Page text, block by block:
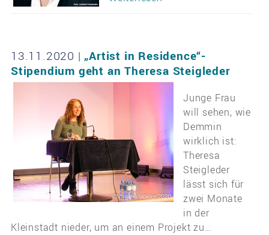
13.11.2020 | „Artist in Residence“-
Stipendium geht an Theresa Steigleder
Junge Frau
will sehen, wie
Demmin
wirklich ist:
Theresa
Steigleder
lässt sich für
zwei Monate
in der
Kleinstadt nieder, um an einem Projekt zu…